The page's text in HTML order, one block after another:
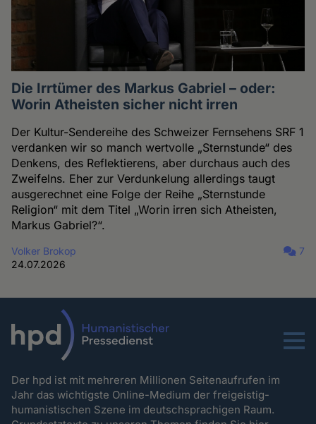
Die Irrtümer des Markus Gabriel – oder:
Worin Atheisten sicher nicht irren
Der Kultur-Sendereihe des Schweizer Fernsehens SRF 1
verdanken wir so manch wertvolle „Sternstunde“ des
Denkens, des Reflektierens, aber durchaus auch des
Zweifelns. Eher zur Verdunkelung allerdings taugt
ausgerechnet eine Folge der Reihe „Sternstunde
Religion“ mit dem Titel „Worin irren sich Atheisten,
Markus Gabriel?“.
Volker Brokop
24.07.2026
7
Menu
Der hpd ist mit mehreren Millionen Seitenaufrufen im
Jahr das wichtigste Online-Medium der freigeistig-
humanistischen Szene im deutschsprachigen Raum.